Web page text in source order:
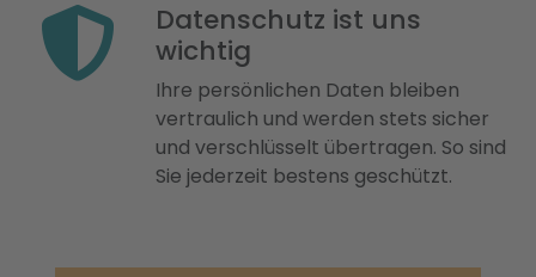
Datenschutz ist uns
wichtig
Ihre persönlichen Daten bleiben
vertraulich und werden stets sicher
und verschlüsselt übertragen. So sind
Sie jederzeit bestens geschützt.